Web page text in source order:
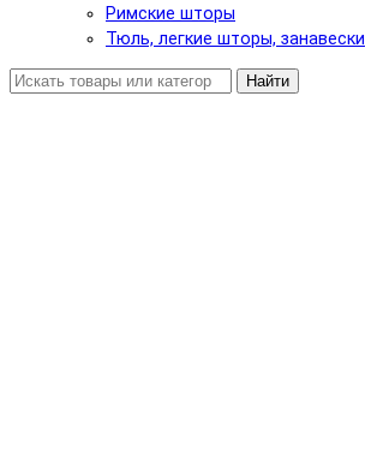
Римские шторы
Тюль, легкие шторы, занавески
Найти